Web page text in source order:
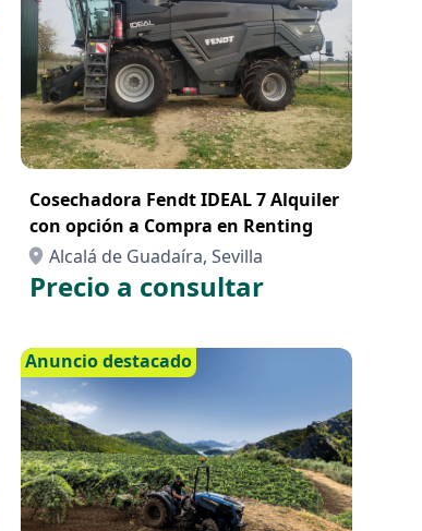
Cosechadora Fendt IDEAL 7 Alquiler
con opción a Compra en Renting
Alcalá de Guadaíra, Sevilla
Precio a consultar
Anuncio destacado